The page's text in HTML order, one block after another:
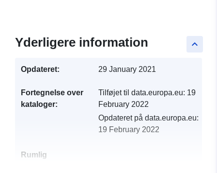
keyboard_arrow_up
Yderligere information
Opdateret: 29 January 2021
Fortegnelse over
kataloger:
Tilføjet til data.europa.eu: 19
February 2022
Opdateret på data.europa.eu:
19 February 2022
Rumlig